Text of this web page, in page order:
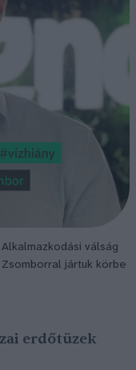
válság
jártuk körbe
erdőtüzek